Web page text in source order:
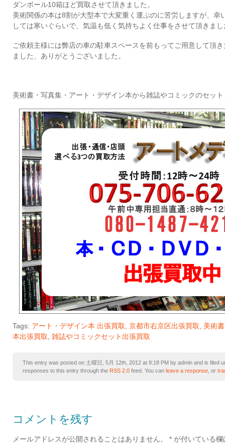
ダンボール10箱ほど買取させて頂きました。
美術関係の本は8割が大型本で大変重く運ぶのに苦労しますが、幸
しては寒いぐらいで、気温も低く気持ちよく仕事をさせて頂きま
ご依頼主様には弊店の車の駐車スペースを前もってご用意して頂
ました、ありがとうございました。
美術書・写真集・アート・デザイン本から雑誌やコミックのセッ
Tags: アート・デザイン本 出張買取 京都市右京区出張買取
美術
本出張買取
雑誌やコミックセット出張買取
This entry was posted on 土曜日, 5月 12th, 2012 at 9:18 PM by admin and is filed
responses to this entry through the RSS 2.0 feed. You can leave a response , or
コメントを残す
メールアドレスが公開されることはありません。 * が付いている